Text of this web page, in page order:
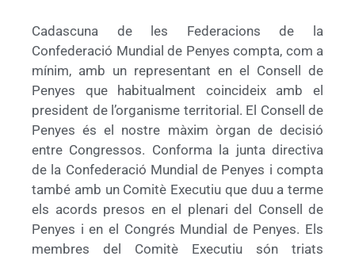
Cadascuna de les Federacions de la
Confederació Mundial de Penyes compta, com a
mínim, amb un representant en el Consell de
Penyes que habitualment coincideix amb el
president de l’organisme territorial. El Consell de
Penyes és el nostre màxim òrgan de decisió
entre Congressos. Conforma la junta directiva
de la Confederació Mundial de Penyes i compta
també amb un Comitè Executiu que duu a terme
els acords presos en el plenari del Consell de
Penyes i en el Congrés Mundial de Penyes. Els
membres del Comitè Executiu són triats